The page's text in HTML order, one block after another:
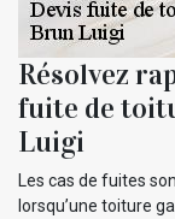
Résolvez
fuite de
Luigi
Les cas de fuites
lorsqu’une toiture